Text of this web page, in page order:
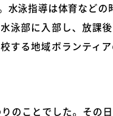
水泳指導は体育など
泳部に入部し、放課
する地域ボランティ
のことでした。その